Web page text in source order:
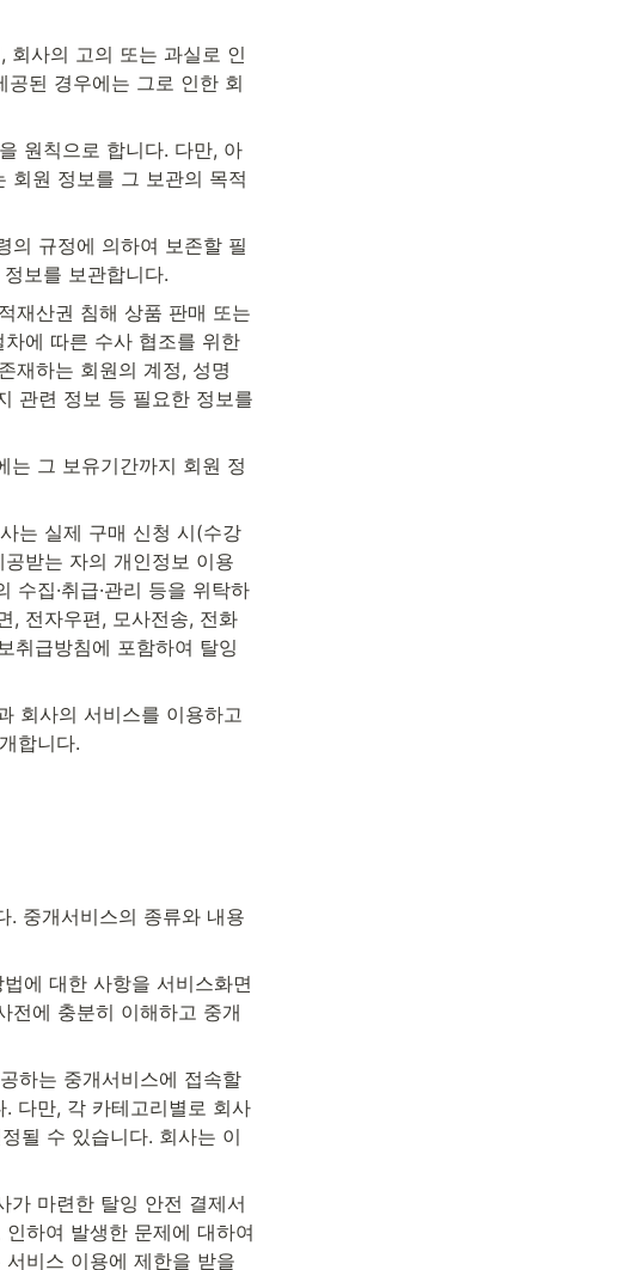
회사의 고의 또는 과실로 인
된 경우에는 그로 인한 회
원칙으로 합니다. 다만, 아
회원 정보를 그 보관의 목적
의 규정에 의하여 보존할 필
보를 보관합니다.
재산권 침해 상품 판매 또는
에 따른 수사 협조를 위한
재하는 회원의 계정, 성명
관련 정보 등 필요한 정보를
는 그 보유기간까지 회원 정
는 실제 구매 신청 시(수강
받는 자의 개인정보 이용
수집·취급·관리 등을 위탁하
, 전자우편, 모사전송, 전화
취급방침에 포함하여 탈잉
회사의 서비스를 이용하고
합니다.
. 중개서비스의 종류와 내용
에 대한 사항을 서비스화면
전에 충분히 이해하고 중개
하는 중개서비스에 접속할
다만, 각 카테고리별로 회사
될 수 있습니다. 회사는 이
가 마련한 탈잉 안전 결제서
하여 발생한 문제에 대하여
비스 이용에 제한을 받을